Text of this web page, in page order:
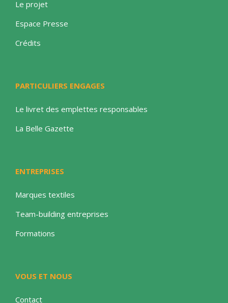
Le projet
Espace Presse
Crédits
PARTICULIERS ENGAGES
Le livret des emplettes responsables
La Belle Gazette
ENTREPRISES
Marques textiles
Team-building entreprises
Formations
VOUS ET NOUS
Contact